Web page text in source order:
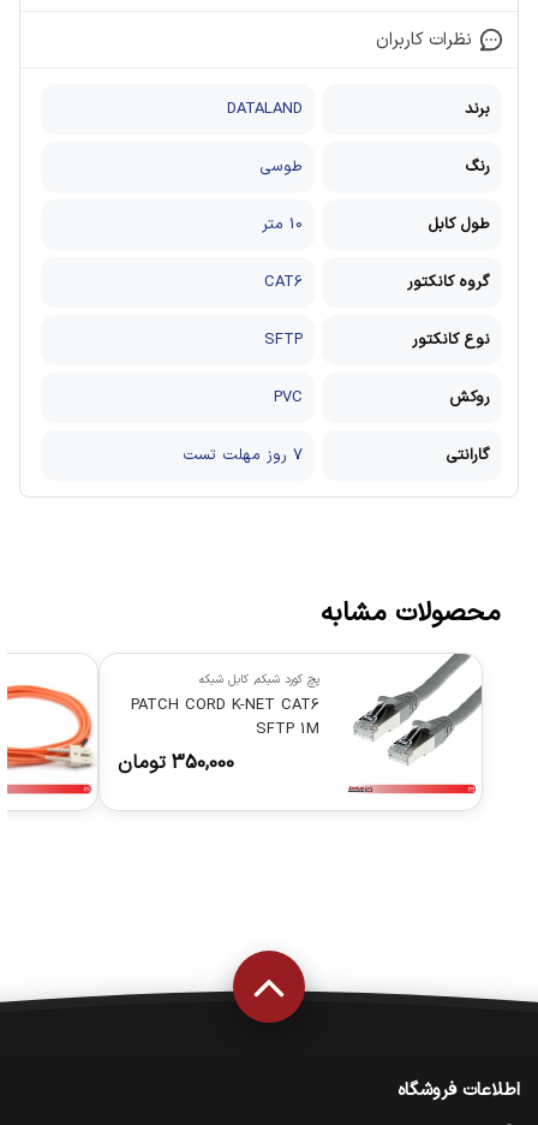
نظرات کاربران
برند DATALAND
رنگ طوسی
طول کابل 10 متر
گروه کانکتور CAT6
نوع کانکتور SFTP
روکش PVC
گارانتی 7 روز مهلت تست
محصولات مشابه
پچ کورد شبکه, کابل شبکه
PATCH CORD K-NET CAT6
SFTP 1M
350,000 تومان
اطلاعات فروشگاه